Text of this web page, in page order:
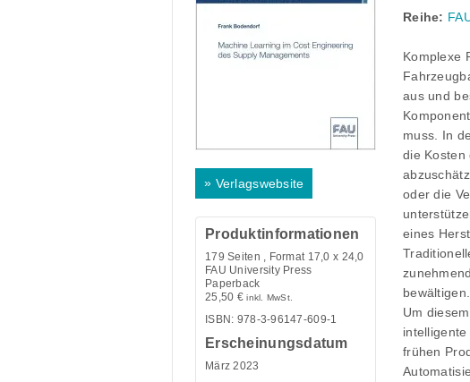
Reihe:
Komplexe
aus und
muss. In
die Kosten
oder die
eines
bewältigen.
Um
frühen
» Verlagswebsite
Produktinformationen
179 Seiten , Format 17,0 x 24,0
FAU University Press
Paperback
25,50 € inkl. MwSt.
ISBN: 978-3-96147-609-1
Erscheinungsdatum
März 2023